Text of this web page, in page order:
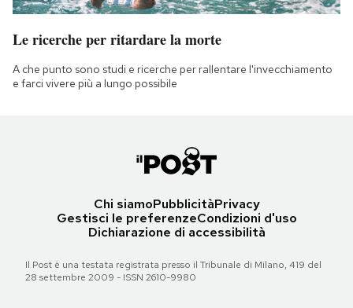
Le ricerche per ritardare la morte
A che punto sono studi e ricerche per rallentare l'invecchiamento
e farci vivere più a lungo possibile
Chi siamoPubblicitàPrivacy
Gestisci le preferenzeCondizioni d'uso
Dichiarazione di accessibilità
Il Post è una testata registrata presso il Tribunale di Milano, 419 del
28 settembre 2009 - ISSN 2610-9980